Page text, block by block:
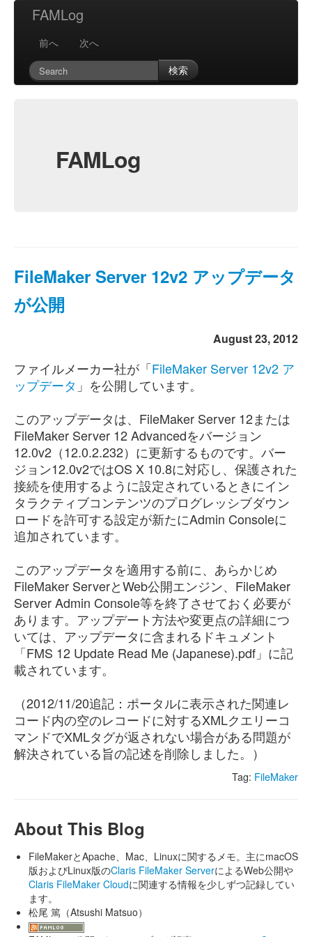
FAMLog
前へ
次へ
検索
FAMLog
FileMaker Server 12v2 アップデータ
が公開
August 23, 2012
ファイルメーカー社が「FileMaker Server 12v2 ア
ップデータ 」を公開しています。
このアップデータは、FileMaker Server 12または
FileMaker Server 12 Advancedをバージョン
12.0v2（12.0.2.232）に更新するものです。バー
ジョン12.0v2ではOS X 10.8に対応し、保護された
接続を使用するように設定されているときにイン
タラクティブコンテンツのプログレッシブダウン
ロードを許可する設定が新たにAdmin Consoleに
追加されています。
このアップデータを適用する前に、あらかじめ
FileMaker ServerとWeb公開エンジン、FileMaker
Server Admin Console等を終了させておく必要が
あります。アップデート方法や変更点の詳細につ
いては、アップデータに含まれるドキュメント
「FMS 12 Update Read Me (Japanese).pdf」に記
載されています。
（2012/11/20追記：ポータルに表示された関連レ
コード内の空のレコードに対するXMLクエリーコ
マンドでXMLタグが返されない場合がある問題が
解決されている旨の記述を削除しました。）
Tag: FileMaker
About This Blog
FileMakerとApache、Mac、Linuxに関するメモ。主にmacOS
版およびLinux版のClaris FileMaker ServerによるWeb公開や
Claris FileMaker Cloudに関連する情報を少しずつ記録してい
ます。
松尾 篤（Atsushi Matsuo）